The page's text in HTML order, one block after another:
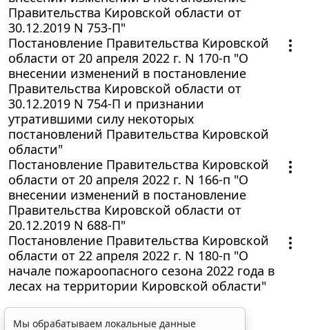
Правительства Кировской области от
30.12.2019 N 753-П"
Постановление Правительства Кировской
области от 20 апреля 2022 г. N 170-п "О
внесении изменений в постановление
Правительства Кировской области от
30.12.2019 N 754-П и признании
утратившими силу некоторых
постановлений Правительства Кировской
области"
Постановление Правительства Кировской
области от 20 апреля 2022 г. N 166-п "О
внесении изменений в постановление
Правительства Кировской области от
20.12.2019 N 688-П"
Постановление Правительства Кировской
области от 22 апреля 2022 г. N 180-п "О
начале пожароопасного сезона 2022 года в
лесах на территории Кировской области"
Мы обрабатываем локальные данные